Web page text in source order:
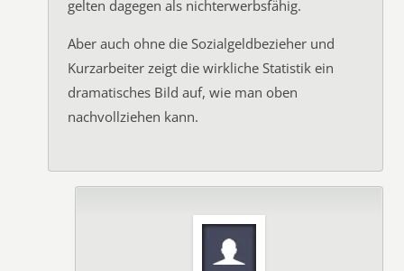
gelten dagegen als nichterwerbsfähig.
Aber auch ohne die Sozialgeldbezieher und
Kurzarbeiter zeigt die wirkliche Statistik ein
dramatisches Bild auf, wie man oben
nachvollziehen kann.